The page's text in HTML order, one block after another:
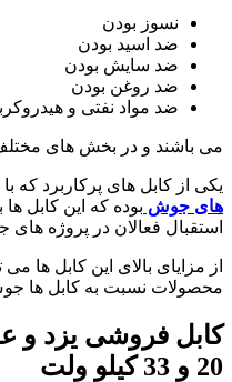
نسوز بودن
ضد اسید بودن
ضد سایش بودن
ضد روغن بودن
ضد مواد نفتی و
می باشند و در بخش های
یکی از کابل های پرکاربرد که
های جوش بوده که این کابل
استقبال فعالان در پروژه
از مزایای بالای این کابل ها
محصولات نسبت به کابل ها
کابل فروشی یزد و
20 و 33 کیلو ولت